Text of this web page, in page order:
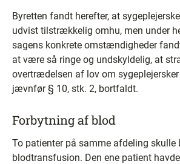
Byretten fandt herefter, at
udvist tilstrækkelig omhu, men under
sagens konkrete omstændigheder
at være så ringe og undskyldelig, at
overtrædelsen af lov om sygeplejersker
jævnfør § 10, stk. 2, bortfaldt.
Forbytning af blod
To patienter på samme afdeling skulle
blodtransfusion. Den ene patient